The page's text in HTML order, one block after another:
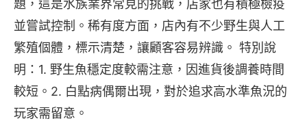
題，這是水族業界常見的挑戰，店家也有積極檢疫
並嘗試控制。稀有度方面，店內有不少野生與人工
繁殖個體，標示清楚，讓顧客容易辨識。 特別說
明：1. 野生魚穩定度較需注意，因進貨後調養時間
較短。2. 白點病偶爾出現，對於追求高水準魚況的
玩家需留意。